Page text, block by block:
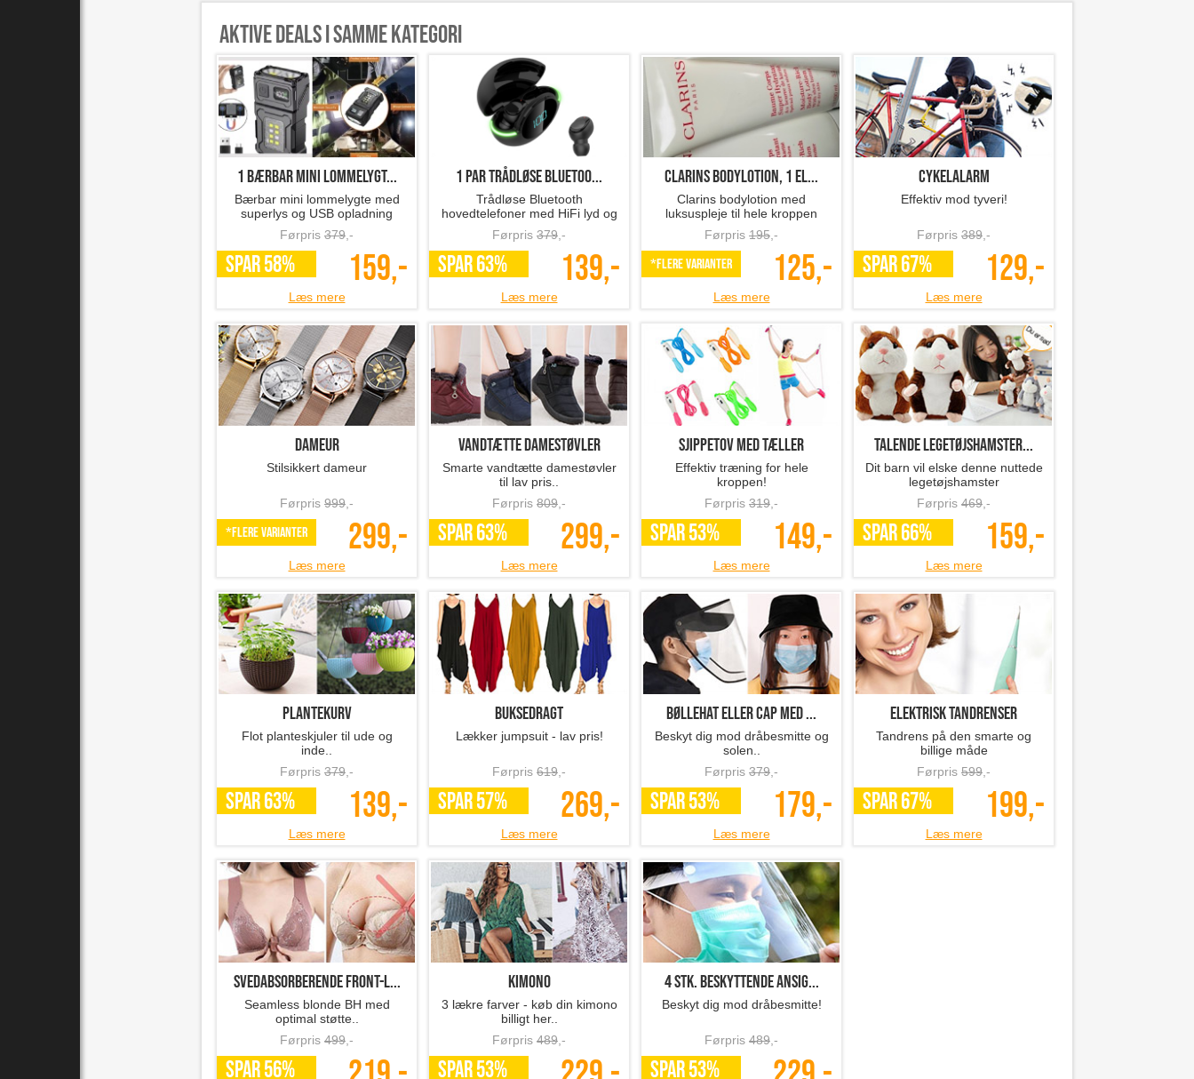
Aktive deals i samme kategori
1 bærbar mini lommelygt...
Bærbar mini lommelygte med
superlys og USB opladning
Førpris 379 ,-
SPAR 58% 159,-
Læs mere
1 par Trådløse Bluetoo...
Trådløse Bluetooth
hovedtelefoner med HiFi lyd og
støjreduktion
Førpris 379 ,-
SPAR 63% 139,-
Læs mere
Clarins Bodylotion, 1 el...
Clarins bodylotion med
luksuspleje til hele kroppen
Førpris 195 ,-
*Flere varianter 125,-
Læs mere
Cykelalarm
Effektiv mod tyveri!
Førpris 389 ,-
SPAR 67% 129,-
Læs mere
Dameur
Stilsikkert dameur
Førpris 999 ,-
*Flere varianter 299,-
Læs mere
Vandtætte damestøvler
Smarte vandtætte damestøvler
til lav pris..
Førpris 809 ,-
SPAR 63% 299,-
Læs mere
Sjippetov med tæller
Effektiv træning for hele
kroppen!
Førpris 319 ,-
SPAR 53% 149,-
Læs mere
Talende legetøjshamster...
Dit barn vil elske denne nuttede
legetøjshamster
Førpris 469 ,-
SPAR 66% 159,-
Læs mere
Plantekurv
Flot planteskjuler til ude og
inde..
Førpris 379 ,-
SPAR 63% 139,-
Læs mere
Buksedragt
Lækker jumpsuit - lav pris!
Førpris 619 ,-
SPAR 57% 269,-
Læs mere
Bøllehat eller cap med ...
Beskyt dig mod dråbesmitte og
solen..
Førpris 379 ,-
SPAR 53% 179,-
Læs mere
Elektrisk tandrenser
Tandrens på den smarte og
billige måde
Førpris 599 ,-
SPAR 67% 199,-
Læs mere
Svedabsorberende front-l...
Seamless blonde BH med
optimal støtte..
Førpris 499 ,-
SPAR 56%
Kimono
3 lækre farver - køb din kimono
billigt her..
Førpris 489 ,-
SPAR 53%
4 stk. beskyttende ansig...
Beskyt dig mod dråbesmitte!
Førpris 489 ,-
SPAR 53%